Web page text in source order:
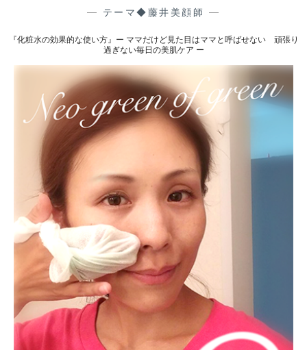
頑
張
り
ぎ
な
い
毎
の
美
肌
ケ
ー
ダ
ー
ジ
お
す
す
め
の
お
手
入
れ
ー
マ
マ
だ
た
— テーマ◆藤井美顔師 —
『化粧水の効果的な使い方』ー ママだけど見た目はママと呼ばせない 頑張り
過ぎない毎日の美肌ケア ー